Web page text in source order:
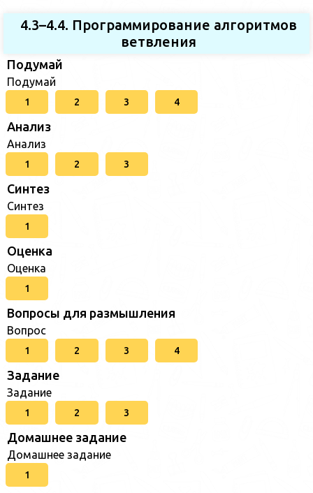
4.3–4.4. Программирование алгоритмов
ветвления
Подумай
Подумай
1 2 3 4
Анализ
Анализ
1 2 3
Синтез
Синтез
1
Оценка
Оценка
1
Вопросы для размышления
Вопрос
1 2 3 4
Задание
Задание
1 2 3
Домашнее задание
Домашнее задание
1